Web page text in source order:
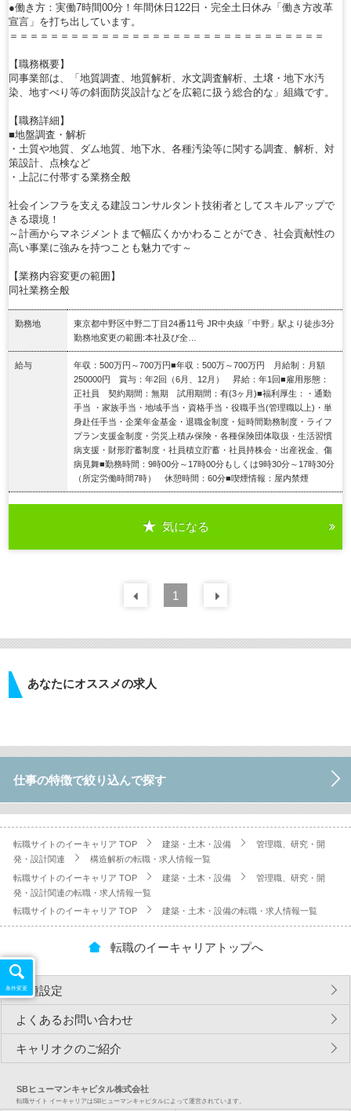
●働き方：実働7時間00分！年間休日122日・完全土日休み「働き方改革
宣言」を打ち出しています。
＝＝＝＝＝＝＝＝＝＝＝＝＝＝＝＝＝＝＝＝＝＝＝＝＝＝＝＝＝＝＝
【職務概要】
同事業部は、「地質調査、地質解析、水文調査解析、土壌・地下水汚
染、地すべり等の斜面防災設計などを広範に扱う総合的な」組織です。
【職務詳細】
■地盤調査・解析
・土質や地質、ダム地質、地下水、各種汚染等に関する調査、解析、対
策設計、点検など
・上記に付帯する業務全般
社会インフラを支える建設コンサルタント技術者としてスキルアップで
きる環境！
～計画からマネジメントまで幅広くかかわることができ、社会貢献性の
高い事業に強みを持つことも魅力です～
【業務内容変更の範囲】
同社業務全般
勤務地
東京都中野区中野二丁目24番11号 JR中央線「中野」駅より徒歩3分
勤務地変更の範囲:本社及び全…
給与
年収：500万円～700万円■年収：500万～700万円 月給制：月額
250000円 賞与：年2回（6月、12月） 昇給：年1回■雇用形態：
正社員 契約期間：無期 試用期間：有(3ヶ月)■福利厚生：・通勤
手当 ・家族手当・地域手当・資格手当・役職手当(管理職以上)・単
身赴任手当・企業年金基金・退職金制度・短時間勤務制度・ライフ
プラン支援金制度・労災上積み保険・各種保険団体取扱・生活習慣
病支援・財形貯蓄制度・社員積立貯蓄・社員持株会・出産祝金、傷
病見舞■勤務時間：9時00分～17時00分もしくは9時30分～17時30分
（所定労働時間7時） 休憩時間：60分■喫煙情報：屋内禁煙
気になる
前の 件
1
あなたにオススメの求人
仕事の特徴で絞り込んで探す
転職サイトのイーキャリア TOP 建築・土木・設備
管理職、研究・開
発・設計関連
構造解析の転職・求人情報一覧
転職サイトのイーキャリア TOP 建築・土木・設備
管理職、研究・開
発・設計関連の転職・求人情報一覧
転職サイトのイーキャリア TOP
建築・土木・設備の転職・求人情報一覧
条件変更
転職のイーキャリアトップへ
各種設定
よくあるお問い合わせ
キャリオクのご紹介
SBヒューマンキャピタル株式会社
転職サイト イーキャリアはSBヒューマンキャピタルによって運営されています。